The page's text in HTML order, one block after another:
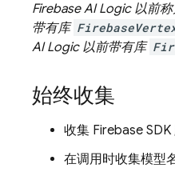
Firebase AI Logic以前称
带有库
AI Logic以前带有库
始终收集
收集 Firebase SDK
在调用时收集模型